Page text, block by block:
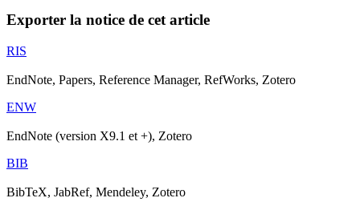
Exporter la notice de cet article
RIS
EndNote, Papers, Reference Manager, RefWorks, Zotero
ENW
EndNote (version X9.1 et +), Zotero
BIB
BibTeX, JabRef, Mendeley, Zotero